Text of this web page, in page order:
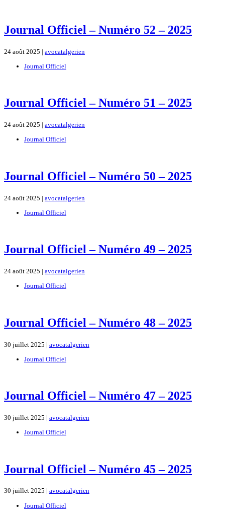
Journal Officiel – Numéro 52 – 2025
24 août 2025 | avocatalgerien
Journal Officiel
Journal Officiel – Numéro 51 – 2025
24 août 2025 | avocatalgerien
Journal Officiel
Journal Officiel – Numéro 50 – 2025
24 août 2025 | avocatalgerien
Journal Officiel
Journal Officiel – Numéro 49 – 2025
24 août 2025 | avocatalgerien
Journal Officiel
Journal Officiel – Numéro 48 – 2025
30 juillet 2025 | avocatalgerien
Journal Officiel
Journal Officiel – Numéro 47 – 2025
30 juillet 2025 | avocatalgerien
Journal Officiel
Journal Officiel – Numéro 45 – 2025
30 juillet 2025 | avocatalgerien
Journal Officiel